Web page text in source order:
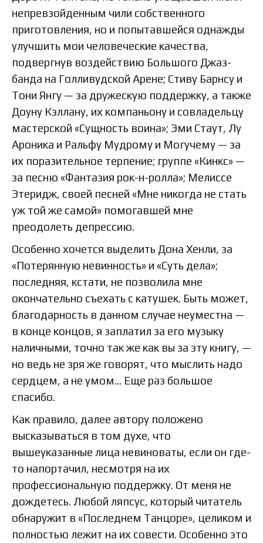
непревзойденным чили собственного
приготовления, но и попытавшейся однажды
улучшить мои человеческие качества,
подвергнув воздействию Большого Джаз-
банда на Голливудской Арене; Стиву Барнсу и
Тони Янгу — за дружескую поддержку, а также
Доуну Кэллану, их компаньону и совладельцу
мастерской «Сущность воина»; Эми Стаут, Лу
Ароника и Ральфу Мудрому и Могучему — за
их поразительное терпение; группе «Кинкс» —
за песню «Фантазия рок-н-ролла»; Мелиссе
Этеридж, своей песней «Мне никогда не стать
уж той же самой» помогавшей мне
преодолеть депрессию.
Особенно хочется выделить Дона Хенли, за
«Потерянную невинность» и «Суть дела»;
последняя, кстати, не позволила мне
окончательно съехать с катушек. Быть может,
благодарность в данном случае неуместна —
в конце концов, я заплатил за его музыку
наличными, точно так же как вы за эту книгу, —
но ведь не зря же говорят, что мыслить надо
сердцем, а не умом... Еще раз большое
спасибо.
Как правило, далее автору положено
высказываться в том духе, что
вышеуказанные лица невиноваты, если он где-
то напортачил, несмотря на их
профессиональную поддержку. От меня не
дождетесь. Любой ляпсус, который читатель
обнаружит в «Последнем Танцоре», целиком и
полностью лежит на их совести. Особенно это